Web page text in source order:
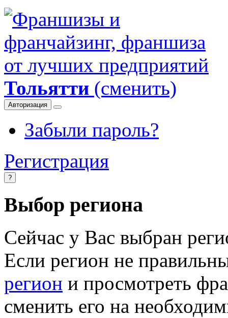
Тольятти (сменить)
Авторизация
Забыли пароль?
Регистрация
?
Выбор региона
Сейчас у Вас выбран
Если регион не
регион и просмотреть
сменить его на